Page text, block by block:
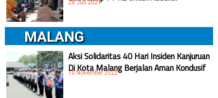
28 Juli 2021
MALANG
Aksi Solidaritas 40 Hari Insiden Kanjuruan
Di Kota Malang Berjalan Aman Kondusif
10 November 2022